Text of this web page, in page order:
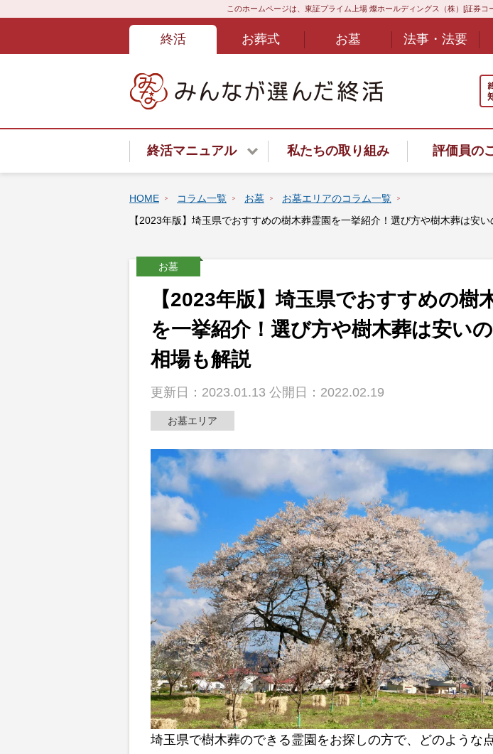
このホームページは、東証プライム上場 燦ホールディングス（株）[証券
終活 お葬式 お墓 法事・法要
終活マニュアル
終活サービスご紹介
終活はじめてガイド
終活あんしんよろず相談ダイヤル
遺言書
散骨
動画
私たちの取り組み 評価員の
HOME コラム一覧 お墓
お墓エリアのコラム一覧
【2023年版】埼玉県でおすすめの樹木葬霊園を一挙紹介！選び方や樹木葬は安
お墓
【2023年版】埼玉県でおすすめの樹
を一挙紹介！選び方や樹木葬は安い
相場も解説
更新日：2023.01.13 公開日：2022.02.19
お墓エリア
埼玉県で樹木葬のできる霊園をお探しの方で、どのような